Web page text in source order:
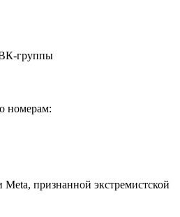
ВК-группы
номерам:
признанной экстремистской